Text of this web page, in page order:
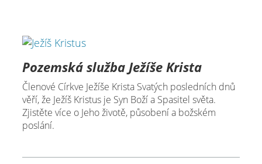
Pozemská služba Ježíše Krista
Členové Církve Ježíše Krista Svatých posledních dnů
věří, že Ježíš Kristus je Syn Boží a Spasitel světa.
Zjistěte více o Jeho životě, působení a božském
poslání.